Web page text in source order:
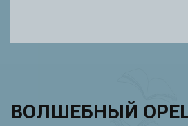
ВОЛШЕБНЫЙ